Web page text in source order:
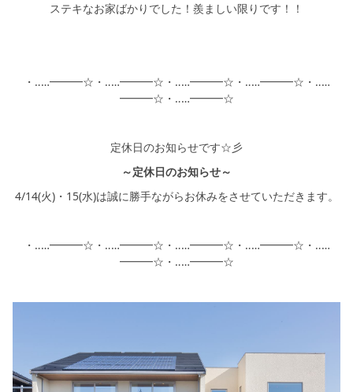
ステキなお家ばかりでした！羨ましい限りです！！
・‥…━━━☆・‥…━━━☆・‥…━━━☆・‥…━━━☆・‥…
━━━☆・‥…━━━☆
定休日のお知らせです☆彡
～定休日のお知らせ～
4/14(火)・15(水)は誠に勝手ながらお休みをさせていただきます。
・‥…━━━☆・‥…━━━☆・‥…━━━☆・‥…━━━☆・‥…
━━━☆・‥…━━━☆